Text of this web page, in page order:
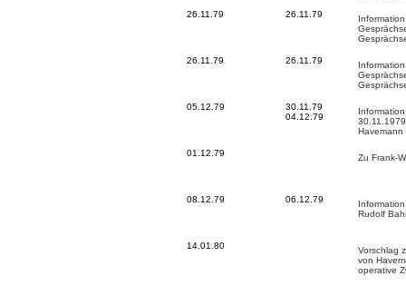
26.11.79
26.11.79
26.11.79 26.11.79
05.12.79 30 .11.79
04.12.79
Havemann
01.12.79 Zu Frank-
08.12.79 06.12.79
Rudolf
14.01.80
Vorschlag
von
operative